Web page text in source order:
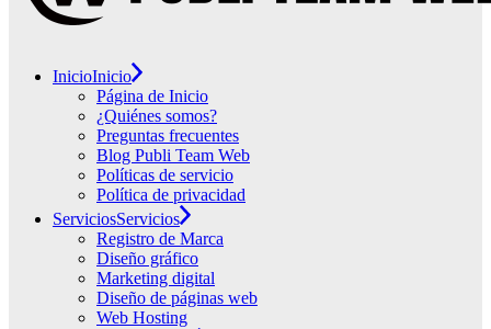
InicioInicio
Página de Inicio
¿Quiénes somos?
Preguntas frecuentes
Blog Publi Team Web
Políticas de servicio
Política de privacidad
ServiciosServicios
Registro de Marca
Diseño gráfico
Marketing digital
Diseño de páginas web
Web Hosting